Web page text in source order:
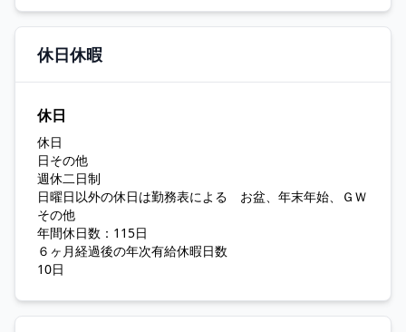
休日休暇
休日
休日
日その他
週休二日制
日曜日以外の休日は勤務表による お盆、年末年始、ＧＷ
その他
年間休日数：115日
６ヶ月経過後の年次有給休暇日数
10日